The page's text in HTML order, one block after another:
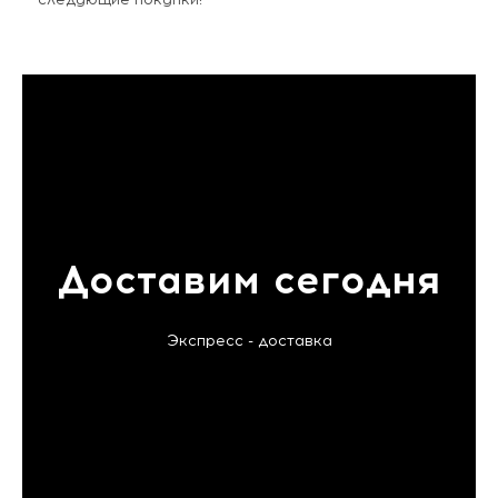
Доставим сегодня
Экспресс - доставка